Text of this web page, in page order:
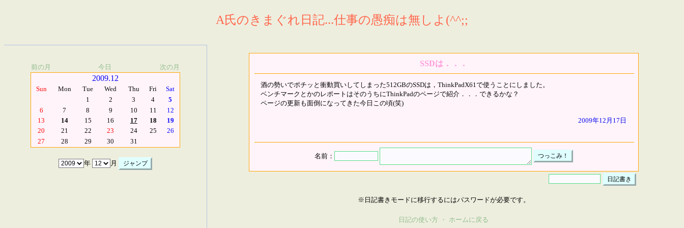
A氏のきまぐれ日記...仕事の愚痴は無しよ(^^;;
前の月 今日 次の月
2009.12
Sun Mon Tue Wed Thu Fri
Sat
1
2 3 4
5
6
7 8 9 10 11
12
13
14 15 16 17 18
19
20
21 22 23 24 25
26
27
28 29 30 31
年 月
SSDは．．．
酒の勢いでポチッと衝動買いしてしまった512GBのSSDは，ThinkPadX61で使うことにしました。
ベンチマークとかのレポートはそのうちにThinkPadのページで紹介．．．できるかな？
ページの更新も面倒になってきた今日この頃(笑)
2009年12月17日
名前：
※日記書きモードに移行するにはパスワードが必要です。
日記の使い方 ・ ホームに戻る